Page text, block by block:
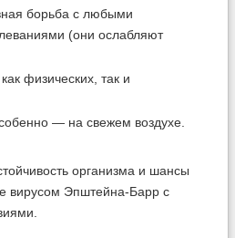
борьба с любыми
(они ослабляют
физических, так и
— на свежем воздухе.
организма и шансы
вирусом Эпштейна-Барр с